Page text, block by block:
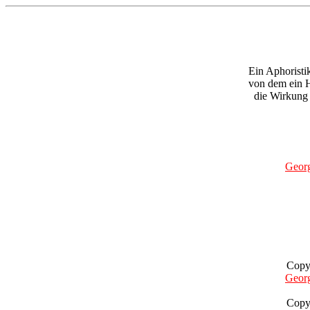
Ein
von dem ein
die Wirkung